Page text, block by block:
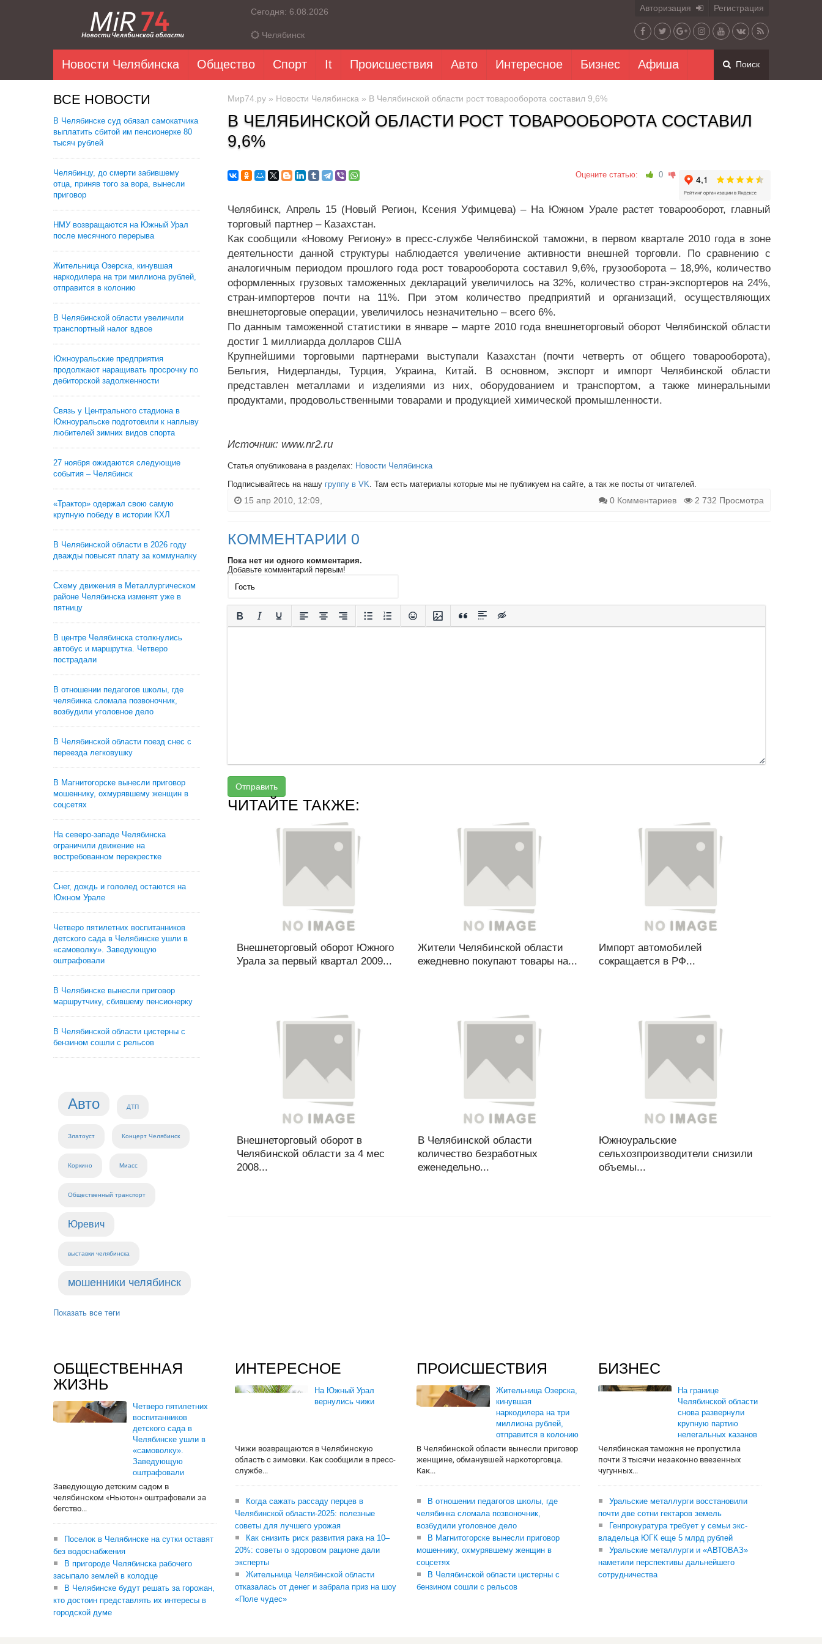
Сегодня: 6.08.2026
Челябинск
Авторизация Регистрация
Новости Челябинска Общество Спорт It Происшествия Авто Интересное Бизнес Афиша Поиск
ВСЕ НОВОСТИ
В Челябинске суд обязал самокатчика
выплатить сбитой им пенсионерке 80
тысяч рублей
Челябинцу, до смерти забившему
отца, приняв того за вора, вынесли
приговор
НМУ возвращаются на Южный Урал
после месячного перерыва
Жительница Озерска, кинувшая
наркодилера на три миллиона рублей,
отправится в колонию
В Челябинской области увеличили
транспортный налог вдвое
Южноуральские предприятия
продолжают наращивать просрочку по
дебиторской задолженности
Связь у Центрального стадиона в
Южноуральске подготовили к наплыву
любителей зимних видов спорта
27 ноября ожидаются следующие
события – Челябинск
«Трактор» одержал свою самую
крупную победу в истории КХЛ
В Челябинской области в 2026 году
дважды повысят плату за коммуналку
Схему движения в Металлургическом
районе Челябинска изменят уже в
пятницу
В центре Челябинска столкнулись
автобус и маршрутка. Четверо
пострадали
В отношении педагогов школы, где
челябинка сломала позвоночник,
возбудили уголовное дело
В Челябинской области поезд снес с
переезда легковушку
В Магнитогорске вынесли приговор
мошеннику, охмурявшему женщин в
соцсетях
На северо-западе Челябинска
ограничили движение на
востребованном перекрестке
Снег, дождь и гололед остаются на
Южном Урале
Четверо пятилетних воспитанников
детского сада в Челябинске ушли в
«самоволку». Заведующую
оштрафовали
В Челябинске вынесли приговор
маршрутчику, сбившему пенсионерку
В Челябинской области цистерны с
бензином сошли с рельсов
Авто ДТП
Златоуст Концерт Челябинск
Коркино Миасс
Общественный транспорт
Юревич
выставки челябинска
мошенники челябинск
Показать все теги
Мир74.ру » Новости Челябинска » В Челябинской области рост товарооборота составил 9,6%
В ЧЕЛЯБИНСКОЙ ОБЛАСТИ РОСТ ТОВАРООБОРОТА СОСТАВИЛ
9,6%
Оцените статью: 0
Челябинск, Апрель 15 (Новый Регион, Ксения Уфимцева) – На Южном Урале растет товарооборот, главный
торговый партнер – Казахстан.
Как сообщили «Новому Региону» в пресс-службе Челябинской таможни, в первом квартале 2010 года в зоне
деятельности данной структуры наблюдается увеличение активности внешней торговли. По сравнению с
аналогичным периодом прошлого года рост товарооборота составил 9,6%, грузооборота – 18,9%, количество
оформленных грузовых таможенных деклараций увеличилось на 32%, количество стран-экспортеров на 24%,
стран-импортеров почти на 11%. При этом количество предприятий и организаций, осуществляющих
внешнеторговые операции, увеличилось незначительно – всего 6%.
По данным таможенной статистики в январе – марте 2010 года внешнеторговый оборот Челябинской области
достиг 1 миллиарда долларов США
Крупнейшими торговыми партнерами выступали Казахстан (почти четверть от общего товарооборота),
Бельгия, Нидерланды, Турция, Украина, Китай. В основном, экспорт и импорт Челябинской области
представлен металлами и изделиями из них, оборудованием и транспортом, а также минеральными
продуктами, продовольственными товарами и продукцией химической промышленности.
Источник: www.nr2.ru
Статья опубликована в разделах: Новости Челябинска
Подписывайтесь на нашу группу в VK. Там есть материалы которые мы не публикуем на сайте, а так же посты от читателей.
15 апр 2010, 12:09, 0 Комментариев 2 732 Просмотра
КОММЕНТАРИИ 0
Пока нет ни одного комментария.
Добавьте комментарий первым!
Отправить
ЧИТАЙТЕ ТАКЖЕ:
Внешнеторговый оборот Южного
Урала за первый квартал 2009...
Жители Челябинской области
ежедневно покупают товары на...
Импорт автомобилей
сокращается в РФ...
Внешнеторговый оборот в
Челябинской области за 4 мес
2008...
В Челябинской области
количество безработных
еженедельно...
Южноуральские
сельхозпроизводители снизили
объемы...
ОБЩЕСТВЕННАЯ
ЖИЗНЬ
Четверо пятилетних
воспитанников
детского сада в
Челябинске ушли в
«самоволку».
Заведующую
оштрафовали
Заведующую детским садом в
челябинском «Ньютон» оштрафовали за
бегство...
Поселок в Челябинске на сутки оставят
без водоснабжения
В пригороде Челябинска рабочего
засыпало землей в колодце
В Челябинске будут решать за горожан,
кто достоин представлять их интересы в
городской думе
ИНТЕРЕСНОЕ
На Южный Урал
вернулись чижи
Чижи возвращаются в Челябинскую
область с зимовки. Как сообщили в пресс-
службе...
Когда сажать рассаду перцев в
Челябинской области-2025: полезные
советы для лучшего урожая
Как снизить риск развития рака на 10–
20%: советы о здоровом рационе дали
эксперты
Жительница Челябинской области
отказалась от денег и забрала приз на шоу
«Поле чудес»
ПРОИСШЕСТВИЯ
Жительница Озерска,
кинувшая
наркодилера на три
миллиона рублей,
отправится в колонию
В Челябинской области вынесли приговор
женщине, обманувшей наркоторговца.
Как...
В отношении педагогов школы, где
челябинка сломала позвоночник,
возбудили уголовное дело
В Магнитогорске вынесли приговор
мошеннику, охмурявшему женщин в
соцсетях
В Челябинской области цистерны с
бензином сошли с рельсов
БИЗНЕС
На границе
Челябинской области
снова развернули
крупную партию
нелегальных казанов
Челябинская таможня не пропустила
почти 3 тысячи незаконно ввезенных
чугунных...
Уральские металлурги восстановили
почти две сотни гектаров земель
Генпрокуратура требует у семьи экс-
владельца ЮГК еще 5 млрд рублей
Уральские металлурги и «АВТОВАЗ»
наметили перспективы дальнейшего
сотрудничества